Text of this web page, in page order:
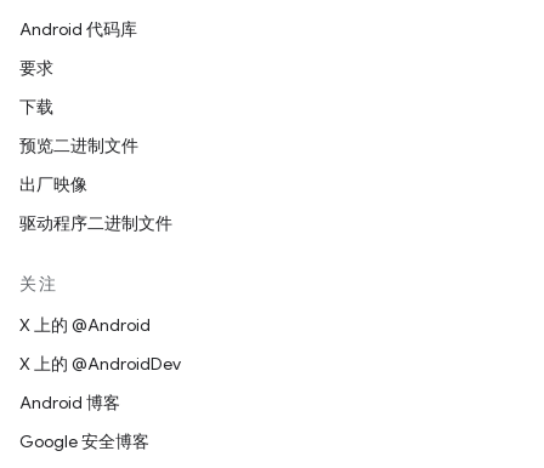
Android 代码库
要求
下载
预览二进制文件
出厂映像
驱动程序二进制文件
关注
X 上的 @Android
X 上的 @AndroidDev
Android 博客
Google 安全博客